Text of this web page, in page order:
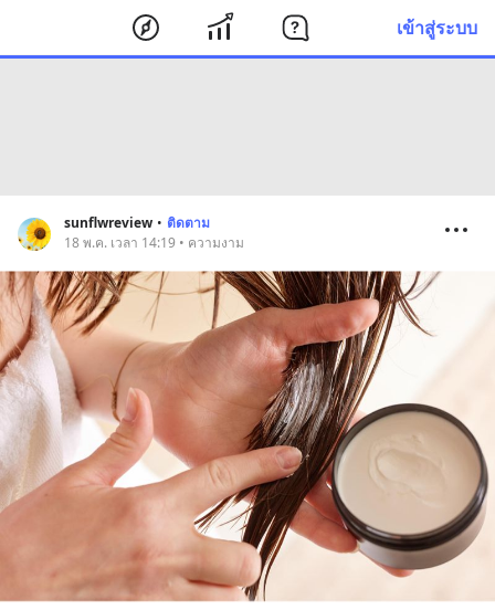
เข้าสู่ระบบ
sunflwreview • ติดตาม
18 พ.ค. เวลา 14:19 • ความงาม